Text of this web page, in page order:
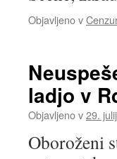
Objavljeno v
ladjo v
Objavljeno v29.
Oboroženi